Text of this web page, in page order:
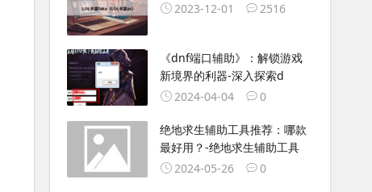
2023-12-01
2516
《dnf端口辅助》：解锁游戏
新境界的利器-深入探索d
2024-04-04
0
绝地求生辅助工具推荐：哪款
最好用？-绝地求生辅助工具
2024-05-26
0